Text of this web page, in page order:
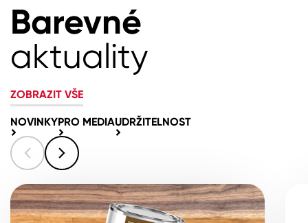
Barevné
aktuality
ZOBRAZIT VŠE
NOVINKYPRO MEDIAUDRŽITELNOST